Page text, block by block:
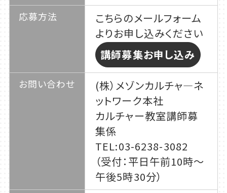
応募方法
こちらのメールフォーム
よりお申し込みください
講師募集お申し込み
お問い合わせ
(株）メゾンカルチャ―ネ
ットワーク本社
カルチャー教室講師募
集係
TEL:03-6238-3082
（受付：平日午前10時～
午後5時30分）